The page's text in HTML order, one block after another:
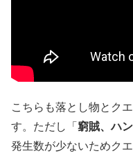
こちらも落とし物とク
す。ただし「 窮賊、ハ
発生数が少ないためク